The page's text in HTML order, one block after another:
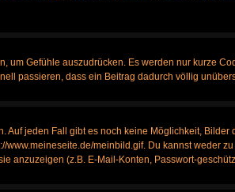
um Gefühle auszudrücken. Es werden nur kurze
passieren, dass ein Beitrag dadurch völlig
Auf jeden Fall gibt es noch keine Möglichkeit,
www.meineseite.de/meinbild.gif. Du kannst weder
anzuzeigen (z.B. E-Mail-Konten, Passwort-